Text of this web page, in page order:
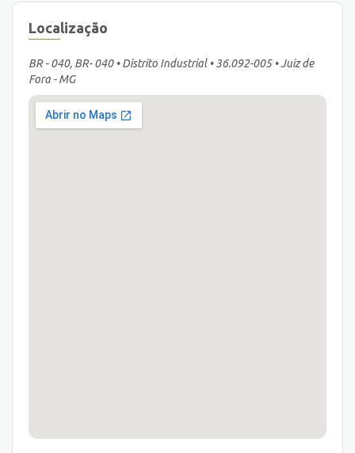
Localização
BR - 040, BR- 040 • Distrito Industrial • 36.092-005 • Juiz de
Fora - MG